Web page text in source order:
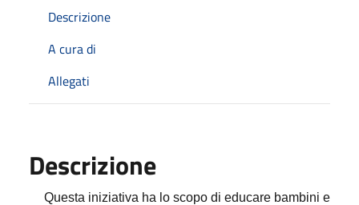
Descrizione
A cura di
Allegati
Descrizione
Questa iniziativa ha lo scopo di educare bambini e